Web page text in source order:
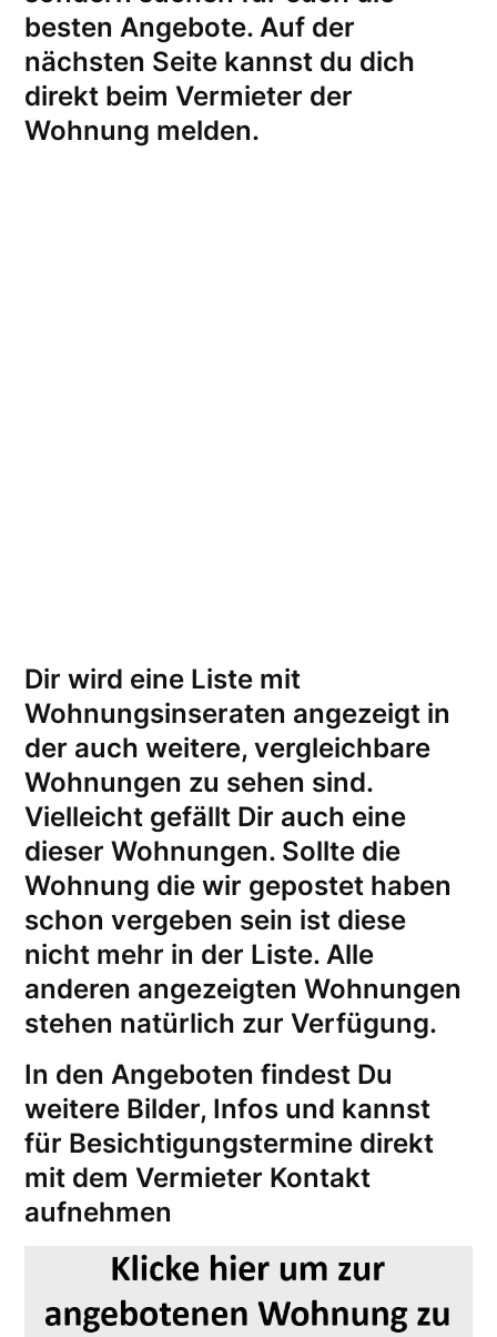
besten Angebote. Auf der
nächsten Seite kannst du dich
direkt beim Vermieter der
Wohnung melden.
Dir wird eine Liste mit
Wohnungsinseraten angezeigt in
der auch weitere, vergleichbare
Wohnungen zu sehen sind.
Vielleicht gefällt Dir auch eine
dieser Wohnungen. Sollte die
Wohnung die wir gepostet haben
schon vergeben sein ist diese
nicht mehr in der Liste. Alle
anderen angezeigten Wohnungen
stehen natürlich zur Verfügung.
In den Angeboten findest Du
weitere Bilder, Infos und kannst
für Besichtigungstermine direkt
mit dem Vermieter Kontakt
aufnehmen